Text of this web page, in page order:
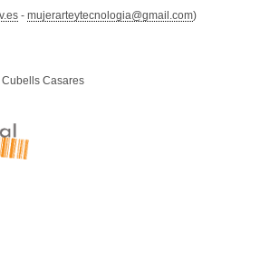
-mujerarteytecnologia@gmail.com)
Cubells Casares